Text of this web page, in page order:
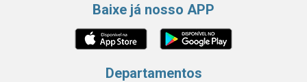
Baixe já nosso APP
Departamentos